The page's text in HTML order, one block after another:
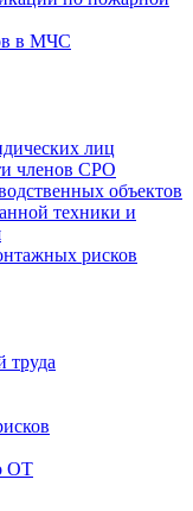
в МЧС
лиц
членов СРО
объектов
техники и
рисков
труда
ОТ